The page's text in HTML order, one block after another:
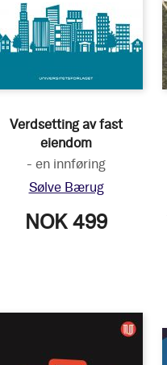
Verdsetting av fast
eiendom
- en innføring
Sølve Bærug
NOK 499